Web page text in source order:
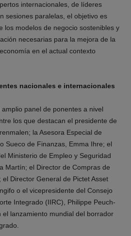
internacionales, de líderes
sesiones paralelas, el objetivo es
los modelos de negocio sostenibles y
necesarias para la mejora de la
en el actual contexto
nacionales e internacionales
panel de ponentes a nivel
los que destacan el presidente de
la Asesora Especial de
Sueco de Finanzas, Emma Ihre; el
Ministerio de Empleo y Seguridad
Martín; el Director de Compras de
Director General de Pictet Asset
o el vicepresidente del Consejo
Integrado (IIRC), Philippe Peuch-
el lanzamiento mundial del borrador